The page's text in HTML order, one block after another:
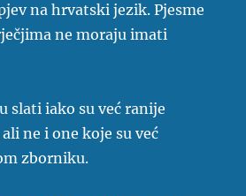
na hrvatski jezik. Pjesme
ne moraju imati
slati iako su već ranije
ne i one koje su već
zborniku.